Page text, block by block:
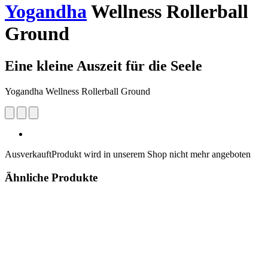
YogandhaWellness Rollerball
Ground
Eine kleine Auszeit für die Seele
Yogandha Wellness Rollerball Ground
AusverkauftProdukt wird in unserem Shop nicht mehr angeboten
Ähnliche Produkte